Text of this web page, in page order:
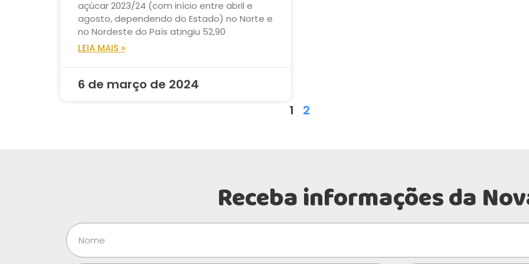
açúcar 2023/24 (com início entre abril e
agosto, dependendo do Estado) no Norte e
no Nordeste do País atingiu 52,90
LEIA MAIS »
6 de março de 2024
1
2
Receba informações da